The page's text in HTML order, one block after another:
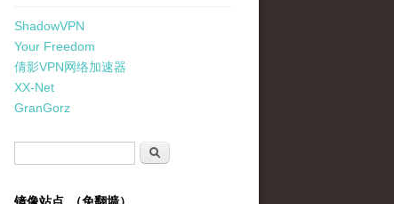
ShadowVPN
Your Freedom
倩影VPN网络加速器
XX-Net
GranGorz
搜索